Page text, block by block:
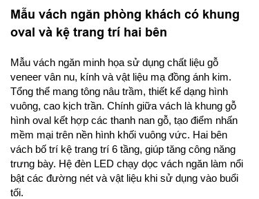
Mẫu vách ngăn phòng khách có khung
oval và kệ trang trí hai bên
Mẫu vách ngăn minh họa sử dụng chất liệu gỗ
veneer vân nu, kính và vật liệu mạ đồng ánh kim.
Tổng thể mang tông nâu trầm, thiết kế dạng hình
vuông, cao kịch trần. Chính giữa vách là khung gỗ
hình oval kết hợp các thanh nan gỗ, tạo điểm nhấn
mềm mại trên nền hình khối vuông vức. Hai bên
vách bố trí kệ trang trí 6 tầng, giúp tăng công năng
trưng bày. Hệ đèn LED chạy dọc vách ngăn làm nổi
bật các đường nét và vật liệu khi sử dụng vào buổi
tối.